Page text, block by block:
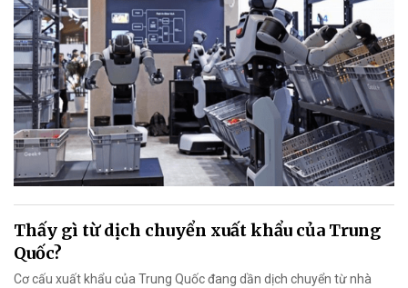
Thấy gì từ dịch chuyển xuất khẩu của Trung
Quốc?
Cơ cấu xuất khẩu của Trung Quốc đang dần dịch chuyển từ nhà